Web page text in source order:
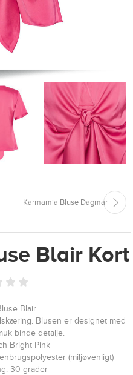
Karmamia Bluse Dagmar
Blair Kort
Blair.
Blusen er designet med
binde detalje.
Bright Pink
(miljøvenligt)
30 grader